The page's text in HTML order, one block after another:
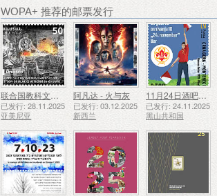
WOPA+ 推荐的邮票发行
联合国教科文组织人类非物质文化遗产代表作名录——久姆里的铁匠技艺
已发行: 28.11.2025
亚美尼亚
阿凡达 - 火与灰
已发行: 03.12.2025
新西兰
11月24日酒吧侦察员成立50周年
已发行: 24.11.2025
黑山共和国